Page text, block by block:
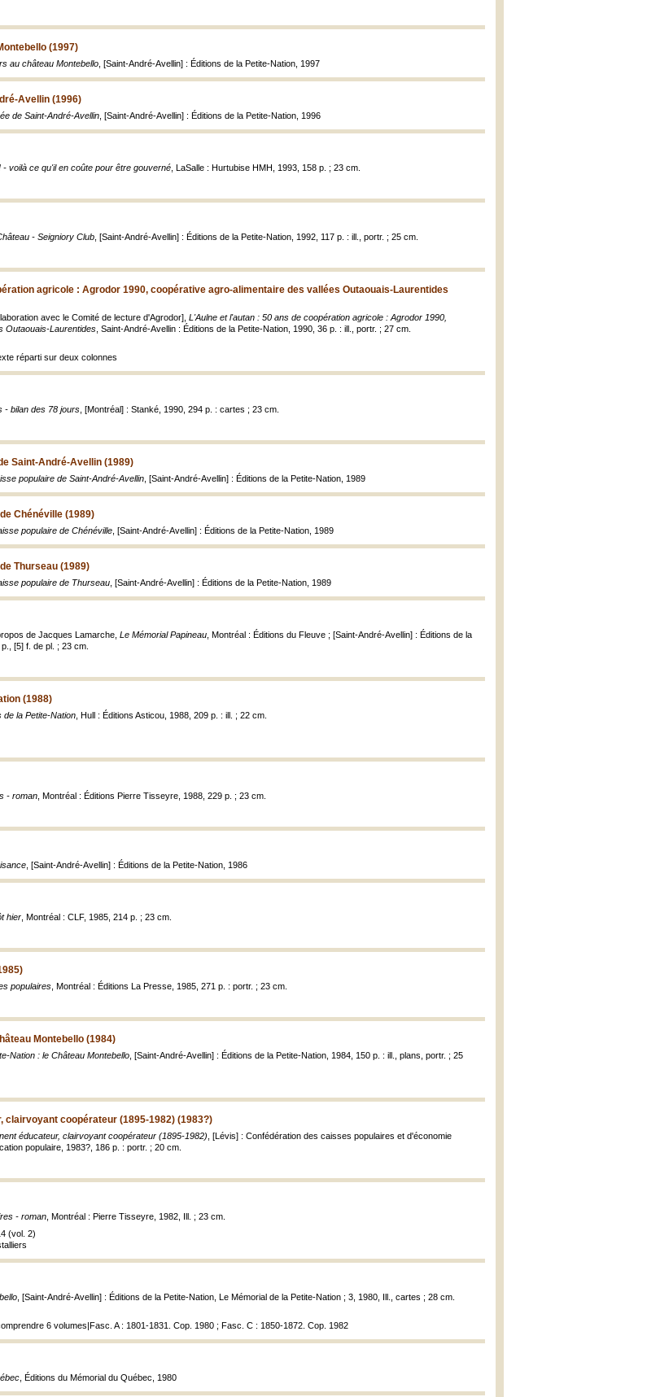
(1997)
au château Montebello , [Saint-André-Avellin] : Éditions de la Petite-Nation, 1997
Avellin (1996)
de Saint-André-Avellin , [Saint-André-Avellin] : Éditions de la Petite-Nation, 1996
- voilà ce qu'il en coûte pour être gouverné , LaSalle : Hurtubise HMH, 1993, 158 p. ; 23 cm.
- Seigniory Club , [Saint-André-Avellin] : Éditions de la Petite-Nation, 1992, 117 p. : ill., portr. ; 25 cm.
agricole : Agrodor 1990, coopérative agro-alimentaire des vallées Outaouais-Laurentides
avec le Comité de lecture d'Agrodor], L'Aulne et l'autan : 50 ans de coopération agricole : Agrodor 1990,
Outaouais-Laurentides , Saint-André-Avellin : Éditions de la Petite-Nation, 1990, 36 p. : ill., portr. ; 27 cm.
réparti sur deux colonnes
- bilan des 78 jours , [Montréal] : Stanké, 1990, 294 p. : cartes ; 23 cm.
Saint-André-Avellin (1989)
populaire de Saint-André-Avellin , [Saint-André-Avellin] : Éditions de la Petite-Nation, 1989
Chénéville (1989)
populaire de Chénéville , [Saint-André-Avellin] : Éditions de la Petite-Nation, 1989
Thurseau (1989)
populaire de Thurseau , [Saint-André-Avellin] : Éditions de la Petite-Nation, 1989
de Jacques Lamarche, Le Mémorial Papineau , Montréal : Éditions du Fleuve ; [Saint-André-Avellin] : Éditions de la
[5] f. de pl. ; 23 cm.
(1988)
de la Petite-Nation , Hull : Éditions Asticou, 1988, 209 p. : ill. ; 22 cm.
- roman , Montréal : Éditions Pierre Tisseyre, 1988, 229 p. ; 23 cm.
, [Saint-André-Avellin] : Éditions de la Petite-Nation, 1986
hier , Montréal : CLF, 1985, 214 p. ; 23 cm.
populaires , Montréal : Éditions La Presse, 1985, 271 p. : portr. ; 23 cm.
Montebello (1984)
Nation : le Château Montebello , [Saint-André-Avellin] : Éditions de la Petite-Nation, 1984, 150 p. : ill., plans, portr. ; 25
clairvoyant coopérateur (1895-1982) (1983?)
éducateur, clairvoyant coopérateur (1895-1982) , [Lévis] : Confédération des caisses populaires et d'économie
populaire, 1983?, 186 p. : portr. ; 20 cm.
- roman , Montréal : Pierre Tisseyre, 1982, Ill. ; 23 cm.
(vol. 2)
, [Saint-André-Avellin] : Éditions de la Petite-Nation, Le Mémorial de la Petite-Nation ; 3, 1980, Ill., cartes ; 28 cm.
6 volumes|Fasc. A : 1801-1831. Cop. 1980 ; Fasc. C : 1850-1872. Cop. 1982
, Éditions du Mémorial du Québec, 1980